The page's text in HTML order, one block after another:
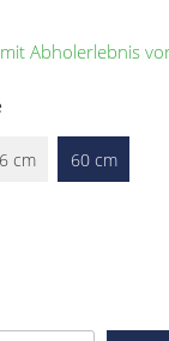
Abholerlebnis
cm 60 cm